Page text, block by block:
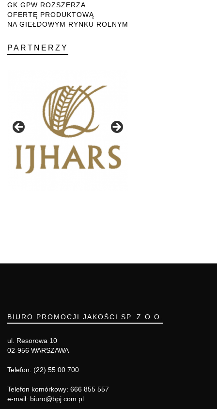
GK GPW ROZSZERZA
OFERTĘ PRODUKTOWĄ
NA GIEŁDOWYM RYNKU ROLNYM
PARTNERZY
BIURO PROMOCJI JAKOŚCI SP. Z O.O.
ul. Resorowa 10
02-956 WARSZAWA
Telefon: (22) 55 00 700
Telefon komórkowy: 666 855 557
e-mail: biuro@bpj.com.pl